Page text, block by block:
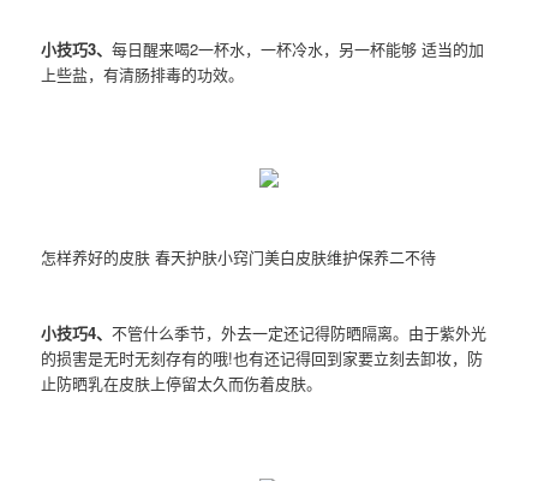
小技巧3、每日醒来喝2一杯水，一杯冷水，另一杯能够 适当的加
上些盐，有清肠排毒的功效。
怎样养好的皮肤 春天护肤小窍门美白皮肤维护保养二不待
小技巧4、不管什么季节，外去一定还记得防晒隔离。由于紫外光
的损害是无时无刻存有的哦!也有还记得回到家要立刻去卸妆，防
止防晒乳在皮肤上停留太久而伤着皮肤。